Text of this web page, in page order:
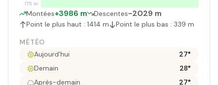
175 m
Montées+3986 m Descentes-2029 m
Point le plus haut : 1414 m Point le plus bas : 339 m
MÉTÉO
Aujourd'hui
27°
Demain
28°
Après-demain
27°